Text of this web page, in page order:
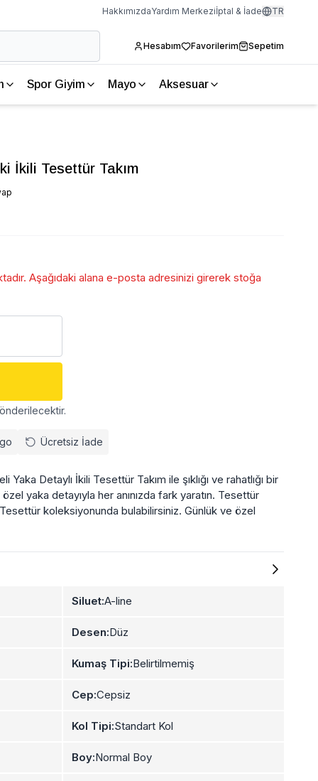
HakkımızdaYardım Merkeziİptal & İade TR
Hesabım Favorilerim Sepetim
Spor Giyim Mayo Aksesuar
İkili Tesettür Takım
Aşağıdaki alana e-posta adresinizi girerek stoğa
Ücretsiz İade
Detaylı İkili Tesettür Takım ile şıklığı ve rahatlığı bir
yaka detayıyla her anınızda fark yaratın. Tesettür
koleksiyonunda bulabilirsiniz. Günlük ve özel
Siluet:A-line
Desen:Düz
Kumaş Tipi:Belirtilmemiş
Cep:Cepsiz
Kol Tipi:Standart Kol
Boy:Normal Boy